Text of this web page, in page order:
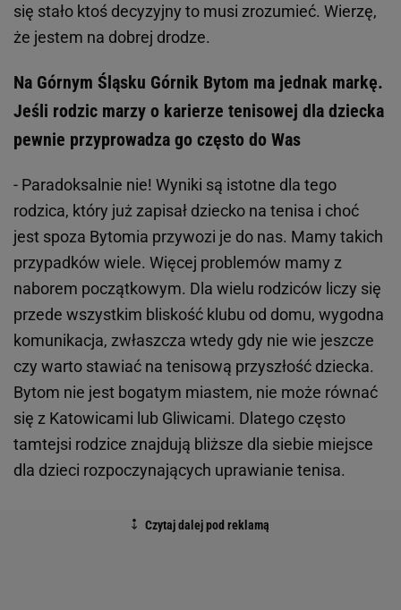
się stało ktoś decyzyjny to musi zrozumieć. Wierzę,
że jestem na dobrej drodze.
Na Górnym Śląsku Górnik Bytom ma jednak markę.
Jeśli rodzic marzy o karierze tenisowej dla dziecka
pewnie przyprowadza go często do Was
- Paradoksalnie nie! Wyniki są istotne dla tego
rodzica, który już zapisał dziecko na tenisa i choć
jest spoza Bytomia przywozi je do nas. Mamy takich
przypadków wiele. Więcej problemów mamy z
naborem początkowym. Dla wielu rodziców liczy się
przede wszystkim bliskość klubu od domu, wygodna
komunikacja, zwłaszcza wtedy gdy nie wie jeszcze
czy warto stawiać na tenisową przyszłość dziecka.
Bytom nie jest bogatym miastem, nie może równać
się z Katowicami lub Gliwicami. Dlatego często
tamtejsi rodzice znajdują bliższe dla siebie miejsce
dla dzieci rozpoczynających uprawianie tenisa.